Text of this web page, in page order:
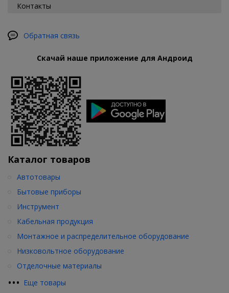
Контакты
Обратная связь
Скачай наше приложение для Андроид
Каталог товаров
••• Еще товары
Автотовары
Бытовые приборы
Инструмент
Кабельная продукция
Монтажное и распределительное оборудование
Низковольтное оборудование
Отделочные материалы